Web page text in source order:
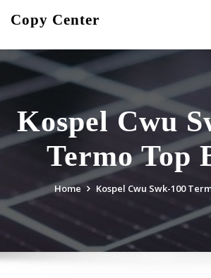
Copy Center
Kospel Cwu
Termo Top
Home Kospel Cwu Swk-100